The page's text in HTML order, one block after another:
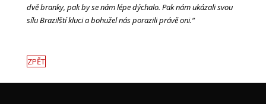
dvě branky, pak by se nám lépe dýchalo. Pak nám ukázali svou
sílu Brazilští kluci a bohužel nás porazili právě oni.“
ZPĚT